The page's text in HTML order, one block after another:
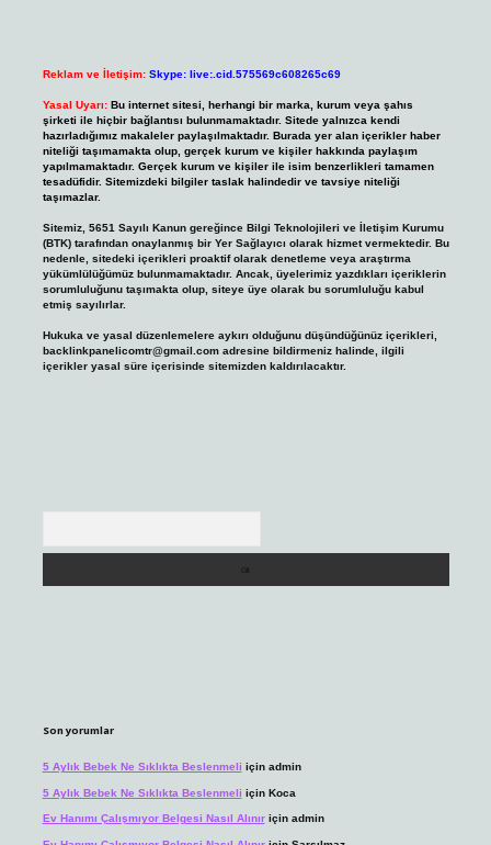
Reklam ve İletişim: Skype: live:.cid.575569c608265c69
Yasal Uyarı: Bu internet sitesi, herhangi bir marka, kurum veya şahıs
şirketi ile hiçbir bağlantısı bulunmamaktadır. Sitede yalnızca kendi
hazırladığımız makaleler paylaşılmaktadır. Burada yer alan içerikler haber
niteliği taşımamakta olup, gerçek kurum ve kişiler hakkında paylaşım
yapılmamaktadır. Gerçek kurum ve kişiler ile isim benzerlikleri tamamen
tesadüfidir. Sitemizdeki bilgiler taslak halindedir ve tavsiye niteliği
taşımazlar.
Sitemiz, 5651 Sayılı Kanun gereğince Bilgi Teknolojileri ve İletişim Kurumu
(BTK) tarafından onaylanmış bir Yer Sağlayıcı olarak hizmet vermektedir. Bu
nedenle, sitedeki içerikleri proaktif olarak denetleme veya araştırma
yükümlülüğümüz bulunmamaktadır. Ancak, üyelerimiz yazdıkları içeriklerin
sorumluluğunu taşımakta olup, siteye üye olarak bu sorumluluğu kabul
etmiş sayılırlar.
Hukuka ve yasal düzenlemelere aykırı olduğunu düşündüğünüz içerikleri,
backlinkpanelicomtr@gmail.comadresine bildirmeniz halinde, ilgili
içerikler yasal süre içerisinde sitemizden kaldırılacaktır.
Son yorumlar
5 Aylık Bebek Ne Sıklıkta Beslenmeli için admin
5 Aylık Bebek Ne Sıklıkta Beslenmeli için Koca
Ev Hanımı Çalışmıyor Belgesi Nasıl Alınıriçin admin